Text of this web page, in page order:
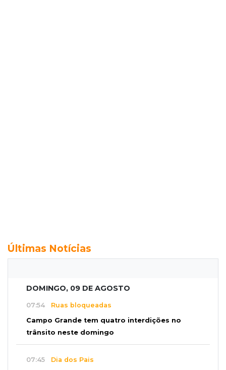
Últimas Notícias
DOMINGO, 09 DE AGOSTO
07:54 Ruas bloqueadas
Campo Grande tem quatro interdições no
trânsito neste domingo
07:45 Dia dos Pais